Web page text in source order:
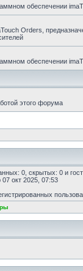
обеспечении
Orders,
обеспечении
этого форума
0, скрытых: 0 и
окт 2025, 07:53